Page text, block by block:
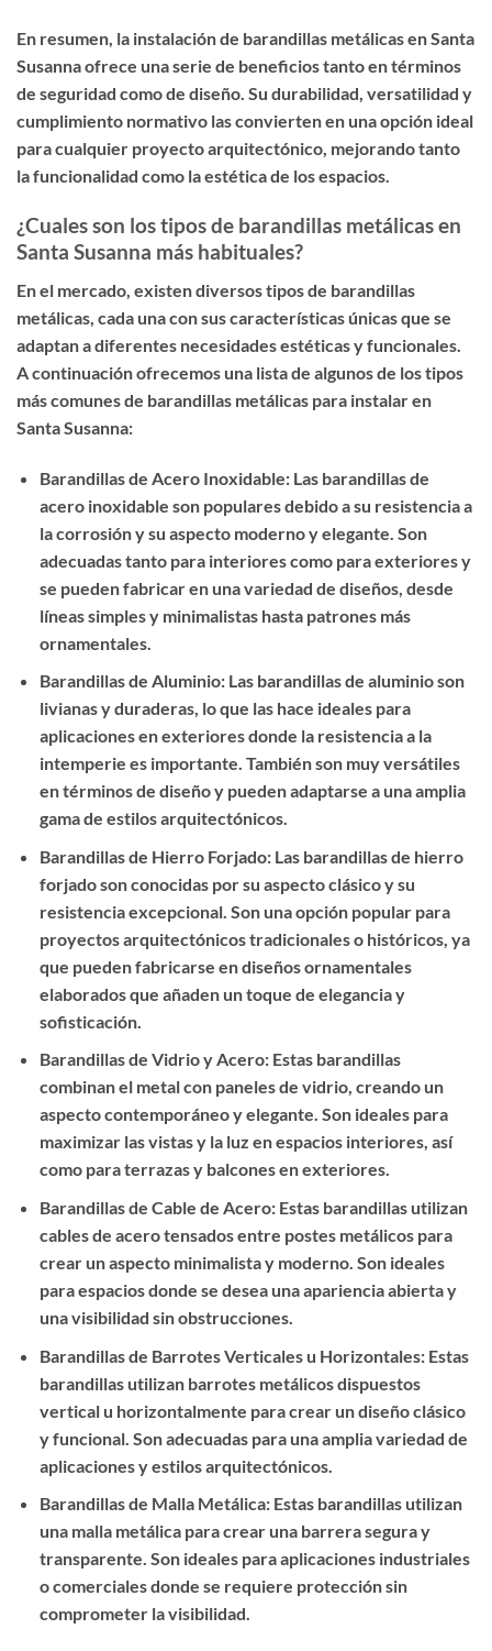
En resumen, la instalación de barandillas metálicas en Santa
Susanna ofrece una serie de beneficios tanto en términos
de seguridad como de diseño. Su durabilidad, versatilidad y
cumplimiento normativo las convierten en una opción ideal
para cualquier proyecto arquitectónico, mejorando tanto
la funcionalidad como la estética de los espacios.
¿Cuales son los tipos de barandillas metálicas en
Santa Susanna más habituales?
En el mercado, existen diversos tipos de barandillas
metálicas, cada una con sus características únicas que se
adaptan a diferentes necesidades estéticas y funcionales.
A continuación ofrecemos una lista de algunos de los tipos
más comunes de barandillas metálicas para instalar en
Santa Susanna:
Barandillas de Acero Inoxidable: Las barandillas de
acero inoxidable son populares debido a su resistencia a
la corrosión y su aspecto moderno y elegante. Son
adecuadas tanto para interiores como para exteriores y
se pueden fabricar en una variedad de diseños, desde
líneas simples y minimalistas hasta patrones más
ornamentales.
Barandillas de Aluminio: Las barandillas de aluminio son
livianas y duraderas, lo que las hace ideales para
aplicaciones en exteriores donde la resistencia a la
intemperie es importante. También son muy versátiles
en términos de diseño y pueden adaptarse a una amplia
gama de estilos arquitectónicos.
Barandillas de Hierro Forjado: Las barandillas de hierro
forjado son conocidas por su aspecto clásico y su
resistencia excepcional. Son una opción popular para
proyectos arquitectónicos tradicionales o históricos, ya
que pueden fabricarse en diseños ornamentales
elaborados que añaden un toque de elegancia y
sofisticación.
Barandillas de Vidrio y Acero: Estas barandillas
combinan el metal con paneles de vidrio, creando un
aspecto contemporáneo y elegante. Son ideales para
maximizar las vistas y la luz en espacios interiores, así
como para terrazas y balcones en exteriores.
Barandillas de Cable de Acero: Estas barandillas utilizan
cables de acero tensados entre postes metálicos para
crear un aspecto minimalista y moderno. Son ideales
para espacios donde se desea una apariencia abierta y
una visibilidad sin obstrucciones.
Barandillas de Barrotes Verticales u Horizontales: Estas
barandillas utilizan barrotes metálicos dispuestos
vertical u horizontalmente para crear un diseño clásico
y funcional. Son adecuadas para una amplia variedad de
aplicaciones y estilos arquitectónicos.
Barandillas de Malla Metálica: Estas barandillas utilizan
una malla metálica para crear una barrera segura y
transparente. Son ideales para aplicaciones industriales
o comerciales donde se requiere protección sin
comprometer la visibilidad.